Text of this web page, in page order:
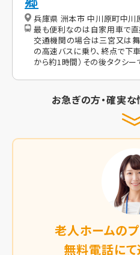
兵庫県 洲本市 中川原町中川
最も便利なのは自家用車で直
交通機関の場合は三宮又は
の高速バスに乗り、終点で下
から約1時間）その後タクシー
お急ぎの方・確実
老人ホームの
無料電話にて